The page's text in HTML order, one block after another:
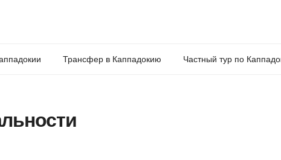
Трансфер в Каппадокию Частный тур по